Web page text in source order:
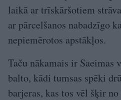
laikā ar trīskāršotiem
ar pārcelšanos nabadzīgo
nepiemērotos apstākļos.
Taču nākamais ir Saeimas
balto, kādi tumsas spēki
barjeras, kas tos vēl šķir